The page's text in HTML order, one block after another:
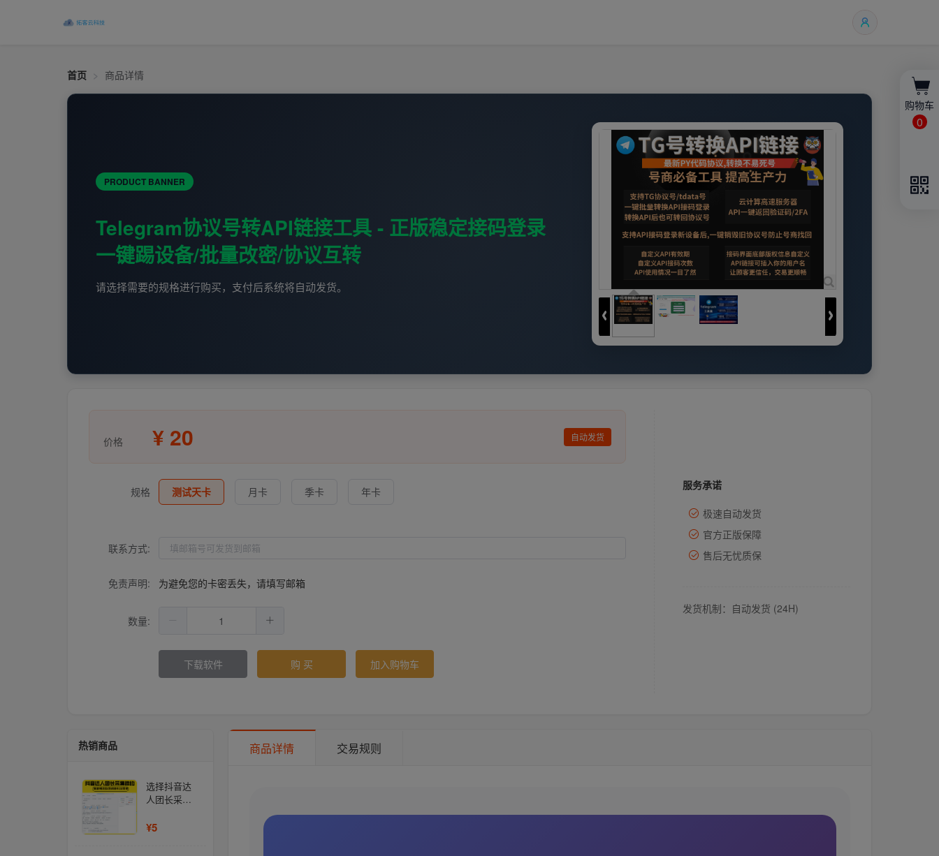
购物车
0
首页 > 商品详情
PRODUCT BANNER
Telegram协议号转API链接工具 - 正版稳定接码登录
一键踢设备/批量改密/协议互转
请选择需要的规格进行购买，支付后系统将自动发货。
价格 ¥ 20 自动发货
规格 测试天卡 月卡 季卡 年卡
联系方式:
免责声明: 为避免您的卡密丢失，请填写邮箱
数量:
下载软件 购 买 加入购物车
服务承诺
极速自动发货
官方正版保障
售后无忧质保
发货机制：自动发货 (24H)
热销商品
选择抖音达
人团长采集
商家精选联
¥5
商品详情 交易规则